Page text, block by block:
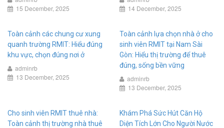
15 December, 2025
14 December, 2025
Toàn cảnh các chung cư xung
quanh trường RMIT: Hiểu đúng
khu vực, chọn đúng nơi ở
adminrb
13 December, 2025
Toàn cảnh lựa chọn nhà ở cho
sinh viên RMIT tại Nam Sài
Gòn: Hiểu thị trường để thuê
đúng, sống bền vững
adminrb
13 December, 2025
Cho sinh viên RMIT thuê nhà:
Toàn cảnh thị trường nhà thuê
Khám Phá Sức Hút Căn Hộ
Diện Tích Lớn Cho Người Nước